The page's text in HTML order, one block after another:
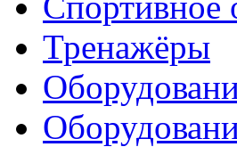
Тренажёры